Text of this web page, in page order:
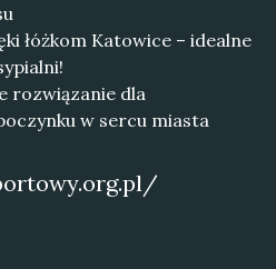
łóżkom Katowice – idealne
rozwiązanie dla
w sercu miasta